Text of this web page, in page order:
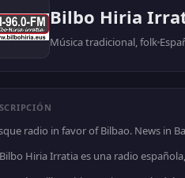
Bilbo Hiria
Música tradicional, folk
radio in favor of Bilbao. News in
Bilbo Hiria Irratia es una radio